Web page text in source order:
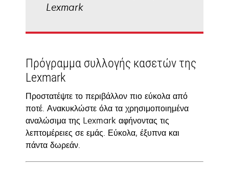
Lexmark
Πρόγραμμα συλλογής κασετών της
Lexmark
Προστατέψτε το περιβάλλον πιο εύκολα από
ποτέ. Ανακυκλώστε όλα τα χρησιμοποιημένα
αναλώσιμα της Lexmark αφήνοντας τις
λεπτομέρειες σε εμάς. Εύκολα, έξυπνα και
πάντα δωρεάν.